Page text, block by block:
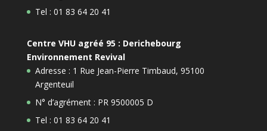
Tel : 01 83 64 20 41
Centre VHU agréé 95 : Derichebourg
Environnement Revival
Adresse : 1 Rue Jean-Pierre Timbaud, 95100
Argenteuil
N° d’agrément : PR 9500005 D
Tel : 01 83 64 20 41